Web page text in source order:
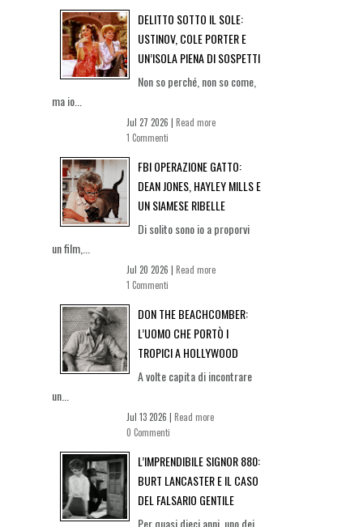
DELITTO SOTTO IL SOLE:
USTINOV, COLE PORTER E
UN’ISOLA PIENA DI SOSPETTI
Non so perché, non so come,
ma io...
Jul 27 2026 | Read more
1 Commenti
FBI OPERAZIONE GATTO:
DEAN JONES, HAYLEY MILLS E
UN SIAMESE RIBELLE
Di solito sono io a proporvi
un film,...
Jul 20 2026 | Read more
1 Commenti
DON THE BEACHCOMBER:
L’UOMO CHE PORTÒ I
TROPICI A HOLLYWOOD
A volte capita di incontrare
un...
Jul 13 2026 | Read more
0 Commenti
L’IMPRENDIBILE SIGNOR 880:
BURT LANCASTER E IL CASO
DEL FALSARIO GENTILE
Per quasi dieci anni, uno dei